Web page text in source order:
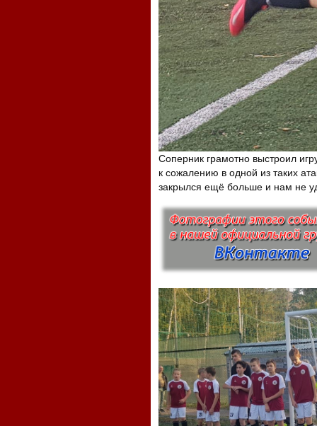
Соперник грамотно выстроил
к сожалению в одной из таких
закрылся ещё больше и нам не